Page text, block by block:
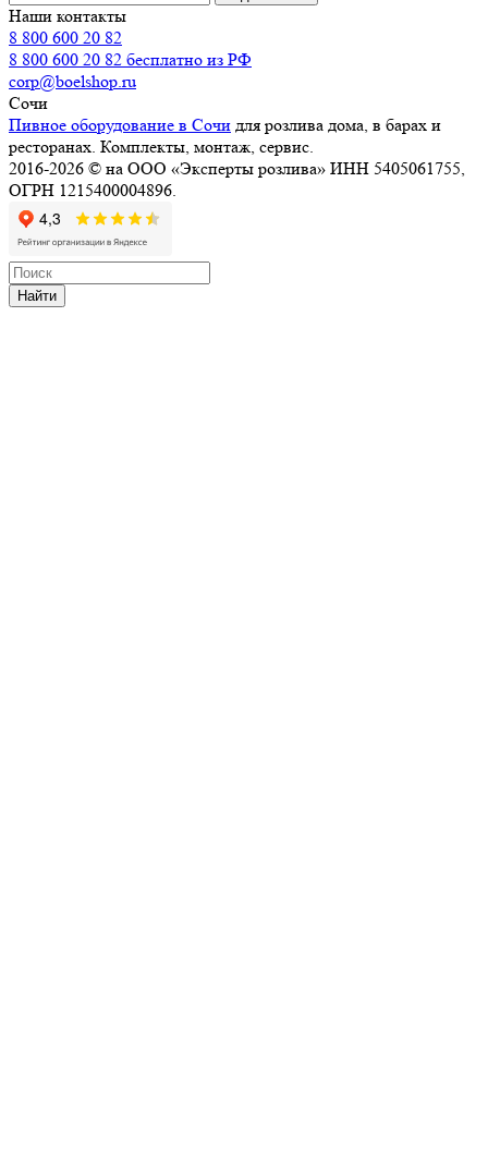
Наши контакты
8 800 600 20 82
8 800 600 20 82 бесплатно из РФ
corp@boelshop.ru
Сочи
Пивное оборудование в Сочи для розлива дома, в барах и
ресторанах. Комплекты, монтаж, сервис.
2016-2026 © на ООО «Эксперты розлива» ИНН 5405061755,
ОГРН 1215400004896.
Найти